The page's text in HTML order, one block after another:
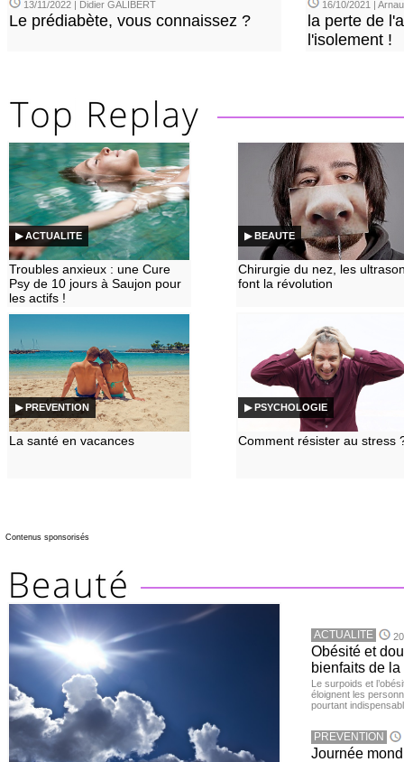
13/11/2022 | Didier GALIBERT
Le prédiabète, vous connaissez ?
16/10/2021 |
la perte de
l'isolement !
▶ ACTUALITE
Troubles anxieux : une Cure
Psy de 10 jours à Saujon pour
les actifs !
▶ BEAUTE
Chirurgie du nez, les
font la révolution
▶ PREVENTION
La santé en vacances
▶ PSYCHOLOGIE
Comment résister au stress
Contenus sponsorisés
ACTUALITE
Obésité et
bienfaits de
Le surpoids et
éloignent les
pourtant
PREVENTION
Journée